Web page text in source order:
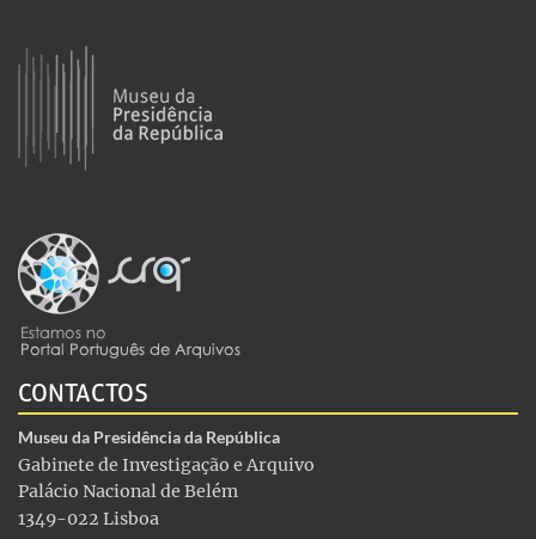
CONTACTOS
Museu da Presidência da República
Gabinete de Investigação e Arquivo
Palácio Nacional de Belém
1349-022 Lisboa